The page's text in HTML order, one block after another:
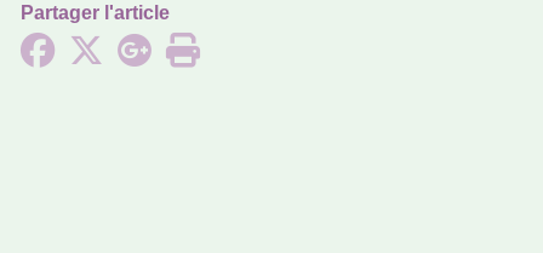
Partager l'article